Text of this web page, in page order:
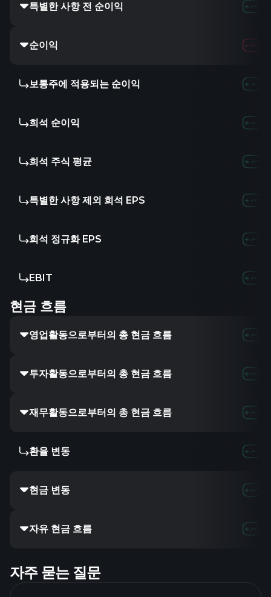
특별한 사항 전 순이익
순이익
보통주에 적용되는 순이익
희석 순이익
희석 주식 평균
특별한 사항 제외 희석 EPS
희석 정규화 EPS
EBIT
현금 흐름
영업활동으로부터의 총 현금 흐름
투자활동으로부터의 총 현금 흐름
재무활동으로부터의 총 현금 흐름
환율 변동
현금 변동
자유 현금 흐름
자주 묻는 질문